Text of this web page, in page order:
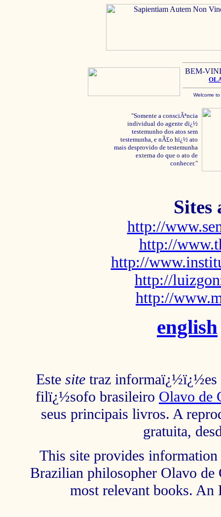
BEM-
Welcome
"Somente a consciÃªncia
individual do agente dï¿½
testemunho dos atos sem
testemunha, e nÃ£o hï¿½ ato
mais desprovido de testemunha
externa do que o ato de
conhecer."
Sites
http://
http://
http://
http://
http://
english
Este site traz informaï¿½ï¿½es
filï¿½sofo brasileiro Olavo de
seus principais livros. A
gratuita,
This site provides
Brazilian philosopher Olavo de
most relevant books.